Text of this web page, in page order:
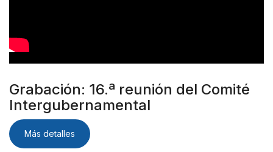
Grabación: 16.ª reunión del Comité
Intergubernamental
Más detalles